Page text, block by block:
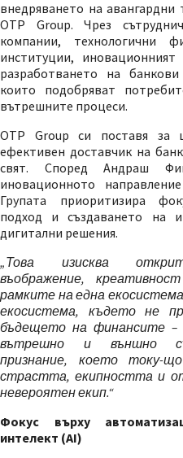
внедряването на авангардни
OTP Group. Чрез
компании, технологични
институции,
разработването на
които подобряват
вътрешните процеси.
OTP Group си поставя
ефективен доставчик на
свят. Според
Андраш
иновационното
Групата приоритизира
подход и създаването на
дигитални решения.
„Това изисква
въображение,
рамките на една
екосистема, където не
бъдещето на финансите –
вътрешно и външно
признание, което току-
страстта, екипността и
невероятен екип.“
Фокус върху
интелект (AI)